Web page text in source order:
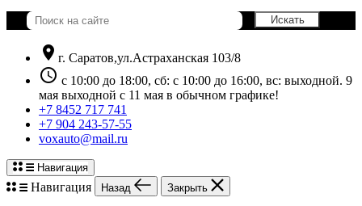
location_on г. Саратов,ул.Астраханская 103/8
schedule с 10:00 до 18:00, сб: с 10:00 до 16:00, вс: выходной. 9
мая выходной с 11 мая в обычном графике!
+7 8452 717 741
+7 904 243-57-55
voxauto@mail.ru
Навигация
Навигация Назад Закрыть